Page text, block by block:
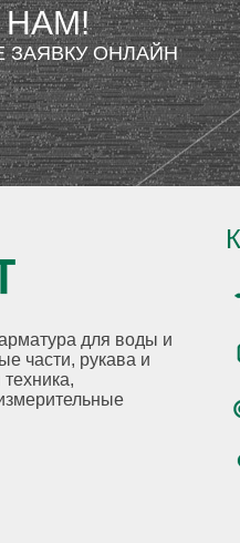
НАМ!
ЗАЯВКУ ОНЛАЙН
для воды и
части, рукава и